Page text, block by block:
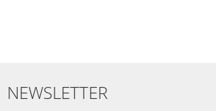
NEWSLETTER